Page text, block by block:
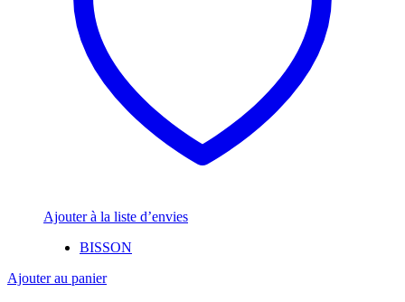
Ajouter à la liste d’envies
BISSON
Ajouter au panier